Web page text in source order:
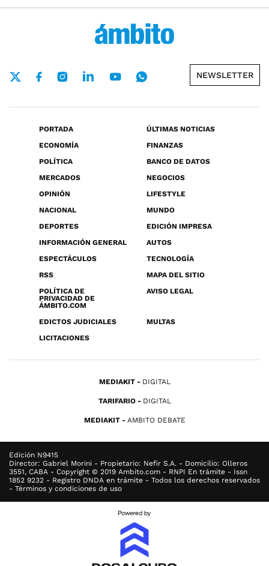
NEWSLETTER
PORTADA
ÚLTIMAS NOTICIAS
ECONOMÍA
FINANZAS
POLÍTICA
BANCO DE DATOS
MERCADOS
NEGOCIOS
OPINIÓN
LIFESTYLE
NACIONAL
MUNDO
DEPORTES
EDICIÓN IMPRESA
INFORMACIÓN GENERAL
AUTOS
ESPECTÁCULOS
TECNOLOGÍA
RSS
MAPA DEL SITIO
POLÍTICA DE
PRIVACIDAD DE
ÁMBITO.COM
AVISO LEGAL
EDICTOS JUDICIALES
MULTAS
LICITACIONES
MEDIAKIT DIGITAL
TARIFARIO DIGITAL
MEDIAKIT AMBITO DEBATE
Edición N9415
Director: Gabriel Morini - Propietario: Nefir S.A. - Domicilio: Olleros
3551, CABA - Copyright © 2019 Ambito.com - RNPI En trámite - Issn
1852 9232 - Registro DNDA en trámite - Todos los derechos reservados
- Términos y condiciones de uso